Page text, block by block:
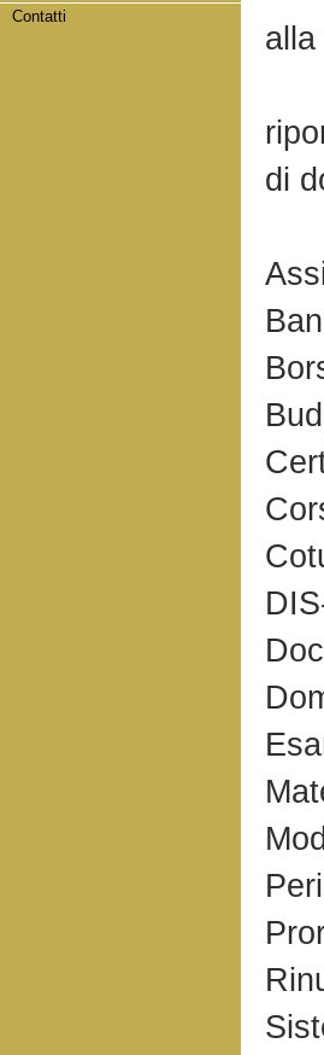
Contatti
alla
di